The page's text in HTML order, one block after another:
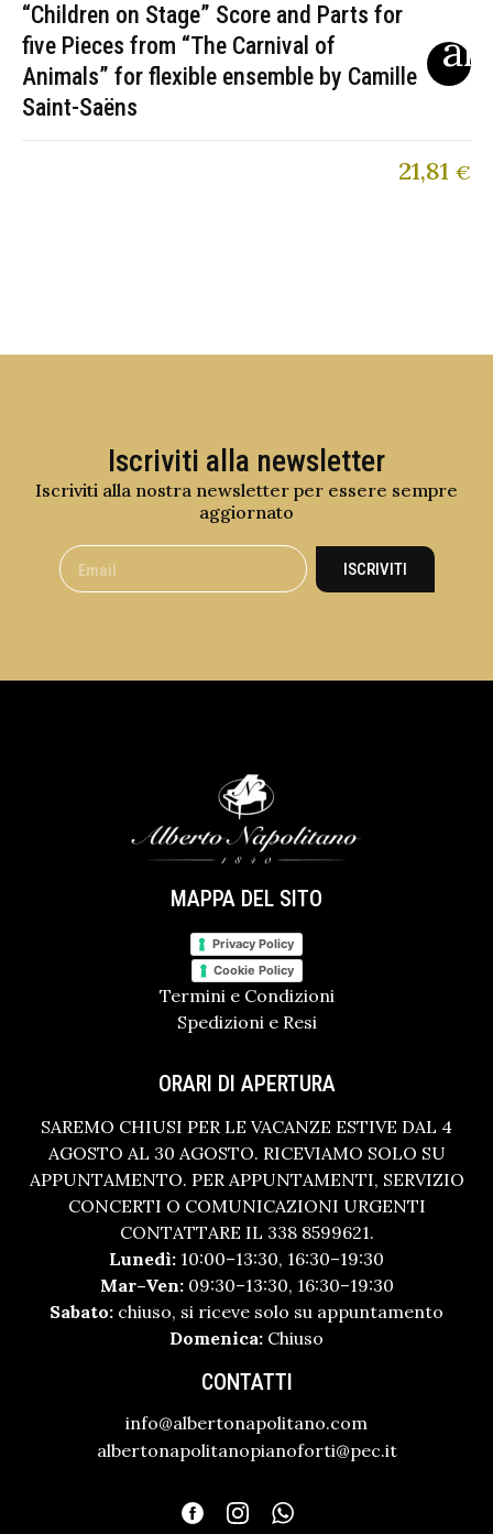
“Children on Stage” Score and Parts for
five Pieces from “The Carnival of
Animals” for flexible ensemble by Camille
Saint-Saëns
21,81 €
Iscriviti alla newsletter
Iscriviti alla nostra newsletter per essere sempre
aggiornato
ISCRIVITI
MAPPA DEL SITO
Privacy Policy
Cookie Policy
Termini e Condizioni
Spedizioni e Resi
ORARI DI APERTURA
SAREMO CHIUSI PER LE VACANZE ESTIVE DAL 4
AGOSTO AL 30 AGOSTO. RICEVIAMO SOLO SU
APPUNTAMENTO. PER APPUNTAMENTI, SERVIZIO
CONCERTI O COMUNICAZIONI URGENTI
CONTATTARE IL 338 8599621.
Lunedì: 10:00–13:30, 16:30–19:30
Mar–Ven:09:30–13:30, 16:30–19:30
Sabato: chiuso, si riceve solo su appuntamento
Domenica: Chiuso
CONTATTI
info@albertonapolitano.com
albertonapolitanopianoforti@pec.it